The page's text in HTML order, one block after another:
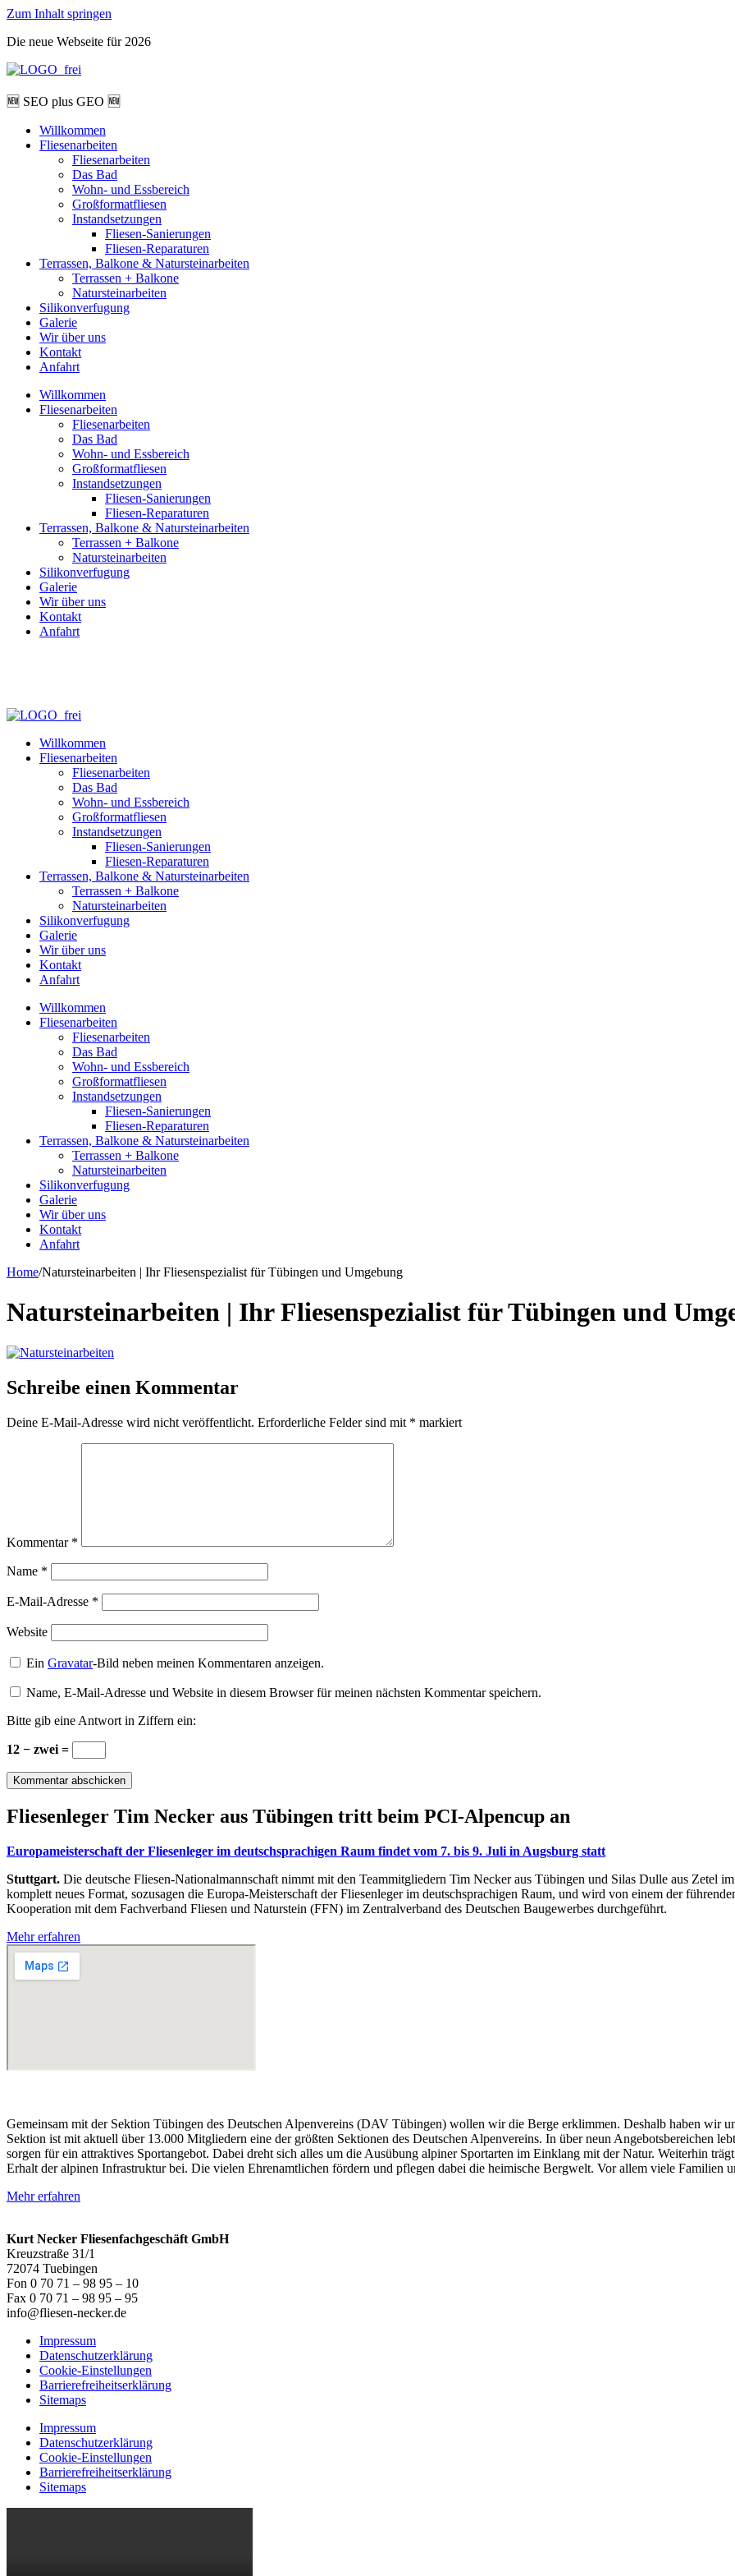
Zum Inhalt springen
Die neue Webseite für 2026
🆕 SEO plus GEO 🆕
Willkommen
Fliesenarbeiten
Fliesenarbeiten
Das Bad
Wohn- und Essbereich
Großformatfliesen
Instandsetzungen
Fliesen-Sanierungen
Fliesen-Reparaturen
Terrassen, Balkone & Natursteinarbeiten
Terrassen + Balkone
Natursteinarbeiten
Silikonverfugung
Galerie
Wir über uns
Kontakt
Anfahrt
Willkommen
Fliesenarbeiten
Fliesenarbeiten
Das Bad
Wohn- und Essbereich
Großformatfliesen
Instandsetzungen
Fliesen-Sanierungen
Fliesen-Reparaturen
Terrassen, Balkone & Natursteinarbeiten
Terrassen + Balkone
Natursteinarbeiten
Silikonverfugung
Galerie
Wir über uns
Kontakt
Anfahrt
Willkommen
Fliesenarbeiten
Fliesenarbeiten
Das Bad
Wohn- und Essbereich
Großformatfliesen
Instandsetzungen
Fliesen-Sanierungen
Fliesen-Reparaturen
Terrassen, Balkone & Natursteinarbeiten
Terrassen + Balkone
Natursteinarbeiten
Silikonverfugung
Galerie
Wir über uns
Kontakt
Anfahrt
Willkommen
Fliesenarbeiten
Fliesenarbeiten
Das Bad
Wohn- und Essbereich
Großformatfliesen
Instandsetzungen
Fliesen-Sanierungen
Fliesen-Reparaturen
Terrassen, Balkone & Natursteinarbeiten
Terrassen + Balkone
Natursteinarbeiten
Silikonverfugung
Galerie
Wir über uns
Kontakt
Anfahrt
Home/Natursteinarbeiten | Ihr Fliesenspezialist für Tübingen und Umgebung
Natursteinarbeiten | Ihr Fliesenspezialist für Tübingen und
Schreibe einen Kommentar
Deine E-Mail-Adresse wird nicht veröffentlicht. Erforderliche Felder sind mit * markiert
Kommentar *
Name *
E-Mail-Adresse *
Website
EinGravatar-Bild neben meinen Kommentaren anzeigen.
Name, E-Mail-Adresse und Website in diesem Browser für meinen nächsten Kommentar speichern.
Bitte gib eine Antwort in Ziffern ein:
12 − zwei =
Flie­sen­le­ger Tim Ne­cker aus Tü­bin­gen tritt beim PCI-Al­pen­cup an
Eu­ro­pa­meis­ter­schaft der Flie­sen­le­ger im deutsch­spra­chi­gen Raum fin­det vom 7. bis 9. Juli in Augs­burg statt
Stuttgart. Die deut­sche Flie­sen-Na­tio­nal­mann­schaft nimmt mit den Team­mit­glie­dern Tim Ne­cker aus Tü­bin­gen und Si­las Dul­le aus Ze­tel
kom­plett neu­es For­mat, so­zu­sa­gen die Eu­ro­pa-Meis­ter­schaft der Flie­sen­le­ger im deutsch­spra­chi­gen Raum, und wird von ei­nem der
Ko­ope­ra­ti­on mit dem Fach­ver­band Flie­sen und Na­tur­stein (FFN) im Zen­tral­ver­band des Deut­schen Bau­ge­wer­bes durch­ge­führt.
Mehr erfahren
Gemeinsam mit der Sektion Tübingen des Deutschen Alpenvereins (DAV Tübingen) wollen wir die Berge erklimmen. Deshalb haben wir
Sektion ist mit aktuell über 13.000 Mitgliedern eine der größten Sektionen des Deutschen Alpenvereins. In über neun Angebotsbereichen
sorgen für ein attraktives Sportangebot. Dabei dreht sich alles um die Ausübung alpiner Sportarten im Einklang mit der Natur. Weiterhin
Erhalt der alpinen Infrastruktur bei. Die vielen Ehrenamtlichen fördern und pflegen dabei die heimische Bergwelt. Vor allem viele Familien
Mehr erfahren
Kurt Necker Fliesenfachgeschäft GmbH
Kreuzstraße 31/1
72074 Tuebingen
Fon 0 70 71 – 98 95 – 10
Fax 0 70 71 – 98 95 – 95
info@fliesen-necker.de
Impressum
Datenschutzerklärung
Cookie-Einstellungen
Barrierefreiheitserklärung
Sitemaps
Impressum
Datenschutzerklärung
Cookie-Einstellungen
Barrierefreiheitserklärung
Sitemaps